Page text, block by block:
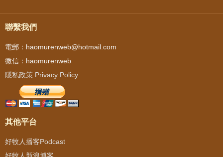
聯繫我們
電郵：haomurenweb@hotmail.com
微信：haomurenweb
隱私政策 Privacy Policy
其他平台
好牧人播客Podcast